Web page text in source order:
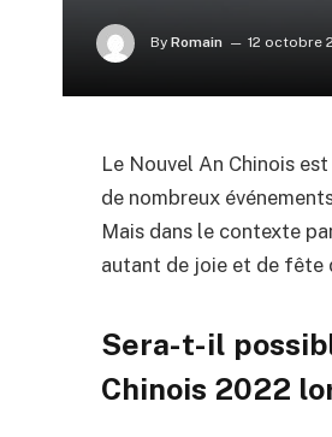
By Romain 12 octobre
Le Nouvel An Chinois
de nombreux
Mais dans le contexte
autant de joie et de fête
Sera-t-il
Chinois 2022